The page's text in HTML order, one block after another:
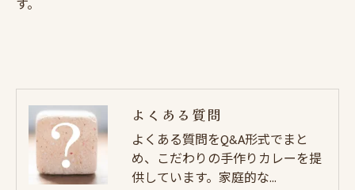
す。
よくある質問
よくある質問をQ&A形式でまと
め、こだわりの手作りカレーを提
供しています。家庭的な…